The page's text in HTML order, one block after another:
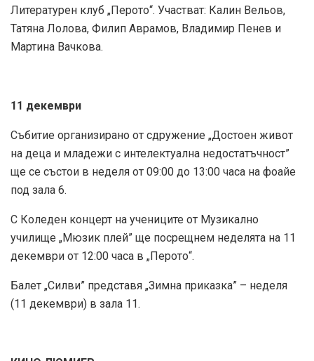
Литературен клуб „Перото“. Участват: Калин Вельов,
Татяна Лолова, Филип Аврамов, Владимир Пенев и
Мартина Вачкова.
11 декември
Събитие организирано от сдружение „Достоен живот
на деца и младежи с интелектуална недостатъчност”
ще се състои в неделя от 09:00 до 13:00 часа на фоайе
под зала 6.
С Коледен концерт на учениците от Музикално
училище „Мюзик плей” ще посрещнем неделята на 11
декември от 12:00 часа в „Перото“.
Балет „Силви” представя „Зимна приказка” – неделя
(11 декември) в зала 11.